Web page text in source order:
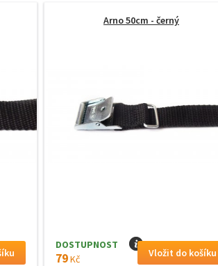
Arno 50cm - černý
DOSTUPNOST I
79Kč